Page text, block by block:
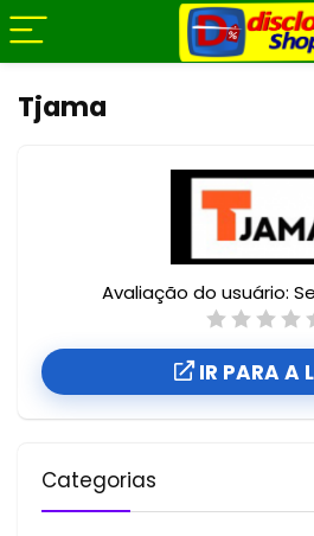
Tjama
Avaliação do usuário:
IR PARA A
Categorias